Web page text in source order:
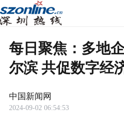
每日聚焦：多地
尔滨 共促数字经
中国新闻网
2024-09-02 06:54:53